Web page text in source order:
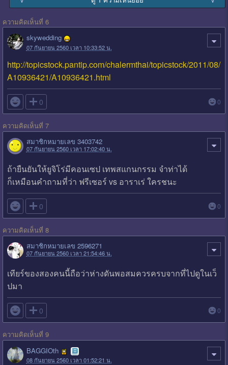
ความคิดเห็นที่ 6
skywedding
07 กันยายน 2560 เวลา 10:33:52 น.
http://topicstock.pantip.com/chalermthai/topicstock/2011/08/
A10936421/A10936421.html
 0 0
ความคิดเห็นที่ 7
สมาชิกหมายเลข 3403742
07 กันยายน 2560 เวลา 17:02:40 น.
ถ้ายืนยันให้ยูจิโร่มีคอนเซป เทพสแกนกรรม จำท่าได้
ก็เหมือนคำถามที่ว่า ฟรีเซอร์ vs อาราเร่ ใครชนะ
 0 0
ความคิดเห็นที่ 8
สมาชิกหมายเลข 2596271
07 กันยายน 2560 เวลา 21:54:46 น.
เทียร์ของสองคนนี้ถือว่าห่างดันพอสมควรครบจากที่ไปดูในเว็
ปมา
 0 0
ความคิดเห็นที่ 9
BAGGIOth
08 กันยายน 2560 เวลา 01:52:21 น.